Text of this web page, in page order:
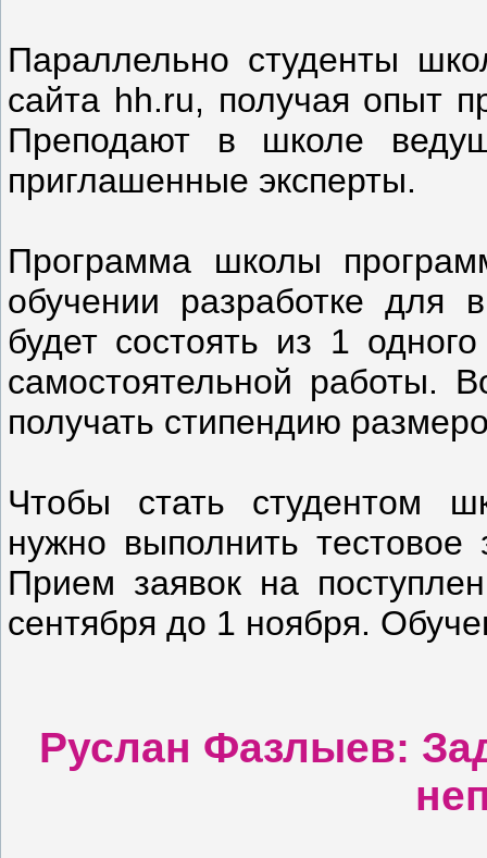
Параллельно студенты
сайта hh.ru, получая опыт
Преподают в школе
приглашенные эксперты.
Программа школы
обучении разработке для
будет состоять из 1
самостоятельной работы.
получать стипендию
Чтобы стать студентом
нужно выполнить
Прием заявок на
сентября до 1 ноября.
Руслан Фазлыев: